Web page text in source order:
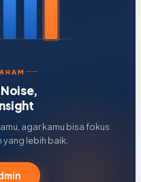
agar kamu bisa fokus
lebih baik.